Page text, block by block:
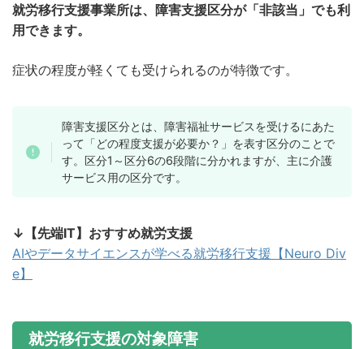
就労移行支援事業所は、障害支援区分が「非該当」でも利
用できます。
症状の程度が軽くても受けられるのが特徴です。
障害支援区分とは、障害福祉サービスを受けるにあた
って「どの程度支援が必要か？」を表す区分のことで
す。区分1～区分6の6段階に分かれますが、主に介護
サービス用の区分です。
↓【先端IT】おすすめ就労支援
AIやデータサイエンスが学べる就労移行支援【Neuro Div
e】
就労移行支援の対象障害